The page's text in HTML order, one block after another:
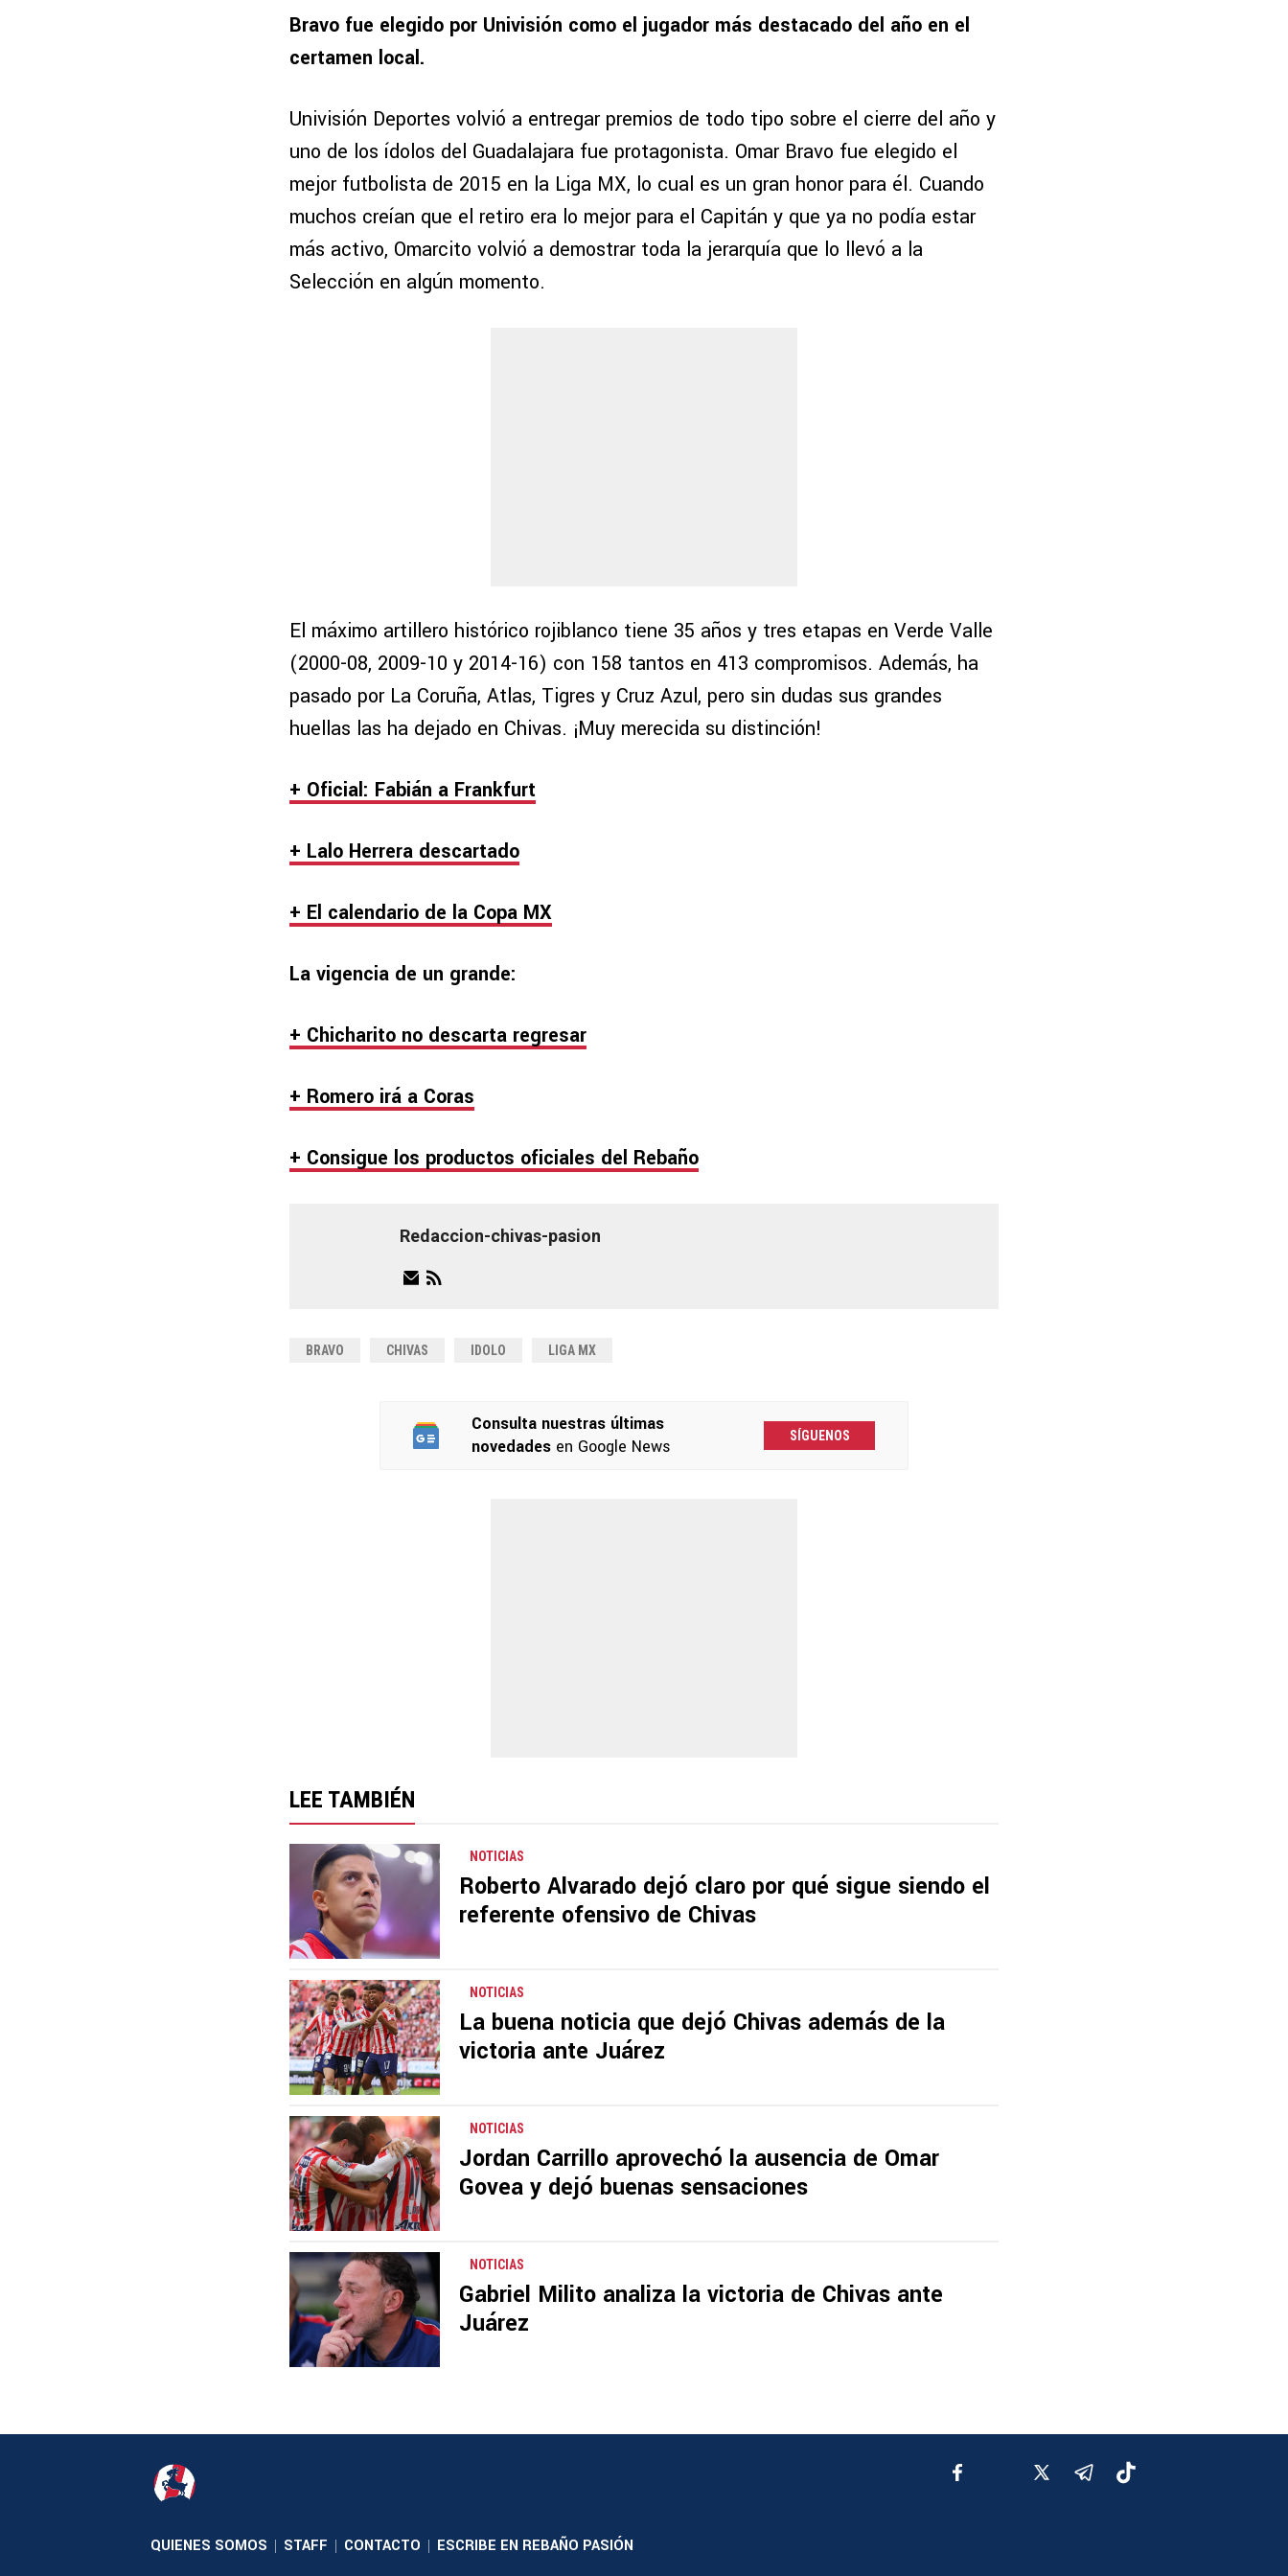
Bravo fue elegido por Univisión como el jugador más destacado del año en el
certamen local.
Univisión Deportes volvió a entregar premios de todo tipo sobre el cierre del año y
uno de los ídolos del Guadalajara fue protagonista. Omar Bravo fue elegido el
mejor futbolista de 2015 en la Liga MX, lo cual es un gran honor para él. Cuando
muchos creían que el retiro era lo mejor para el Capitán y que ya no podía estar
más activo, Omarcito volvió a demostrar toda la jerarquía que lo llevó a la
Selección en algún momento.
El máximo artillero histórico rojiblanco tiene 35 años y tres etapas en Verde Valle
(2000-08, 2009-10 y 2014-16) con 158 tantos en 413 compromisos. Además, ha
pasado por La Coruña, Atlas, Tigres y Cruz Azul, pero sin dudas sus grandes
huellas las ha dejado en Chivas. ¡Muy merecida su distinción!
+ Oficial: Fabián a Frankfurt
+ Lalo Herrera descartado
+ El calendario de la Copa MX
La vigencia de un grande:
+ Chicharito no descarta regresar
+ Romero irá a Coras
+ Consigue los productos oficiales del Rebaño
Redaccion-chivas-pasion
BRAVO CHIVAS IDOLO LIGA MX
Consulta nuestras últimas
novedadesen Google News
SÍGUENOS
LEE TAMBIÉN
NOTICIAS
Roberto Alvarado dejó claro por qué sigue siendo el
referente ofensivo de Chivas
NOTICIAS
La buena noticia que dejó Chivas además de la
victoria ante Juárez
NOTICIAS
Jordan Carrillo aprovechó la ausencia de Omar
Govea y dejó buenas sensaciones
NOTICIAS
Gabriel Milito analiza la victoria de Chivas ante
Juárez
QUIENES SOMOS | STAFF | CONTACTO | ESCRIBE EN REBAÑO PASIÓN